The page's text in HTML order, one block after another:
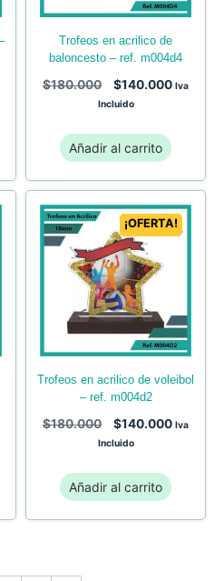
trofeos en acrilico de
baloncesto – ref. m004d4
$180.000 $140.000 Iva
Incluido
Añadir al carrito
¡OFERTA!
trofeos en acrilico de voleibol
– ref. m004d2
$180.000 $140.000 Iva
Incluido
Añadir al carrito